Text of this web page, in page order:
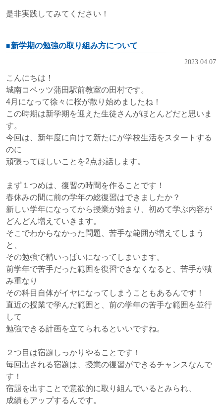
是非実践してみてください！
新学期の勉強の取り組み方について
2023.04.07
こんにちは！
城南コベッツ蒲田駅前教室の田村です。
4月になって徐々に桜が散り始めましたね！
この時期は新学期を迎えた生徒さんがほとんどだと思いま
す。
今回は、新年度に向けて新たにが学校生活をスタートする
のに
頑張ってほしいことを2点お話します。
まず１つめは、復習の時間を作ることです！
春休みの間に前の学年の総復習はできましたか？
新しい学年になってから授業が始まり、初めて学ぶ内容が
どんどん増えていきます。
そこでわからなかった問題、苦手な範囲が増えてしまう
と、
その勉強で精いっぱいになってしまいます。
前学年で苦手だった範囲を復習できなくなると、苦手が積
み重なり
その科目自体がイヤになってしまうこともあるんです！
直近の授業で学んだ範囲と、前の学年の苦手な範囲を並行
して
勉強できる計画を立てられるといいですね。
２つ目は宿題しっかりやることです！
毎回出される宿題は、授業の復習ができるチャンスなんで
す！
宿題を出すことで意欲的に取り組んでいるとみられ、
成績もアップするんです。